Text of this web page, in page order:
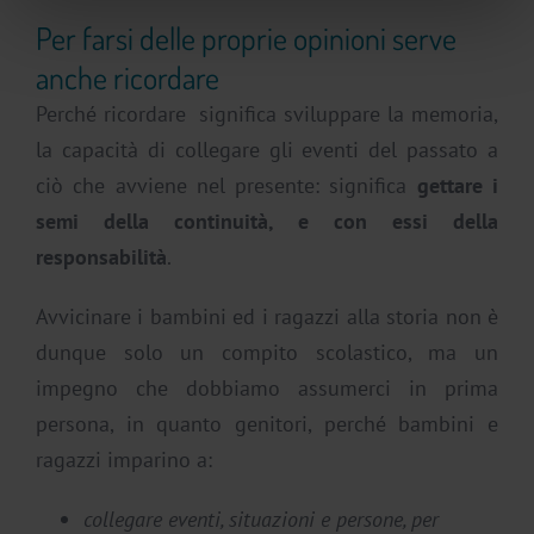
Per farsi delle proprie opinioni serve
anche ricordare
Perché ricordare significa sviluppare la memoria,
la capacità di collegare gli eventi del passato a
ciò che avviene nel presente: significa gettare i
semi della continuità, e con essi della
responsabilità.
Avvicinare i bambini ed i ragazzi alla storia non è
dunque solo un compito scolastico, ma un
impegno che dobbiamo assumerci in prima
persona, in quanto genitori, perché bambini e
ragazzi imparino a:
collegare eventi, situazioni e persone, per